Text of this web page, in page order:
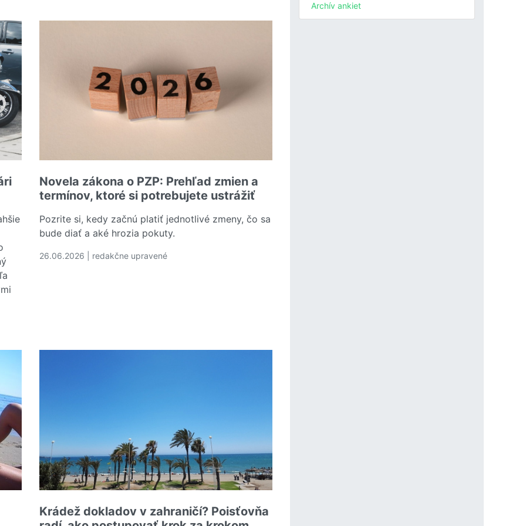
Novela zákona o PZP: Prehľad zmien a
termínov, ktoré si potrebujete ustrážiť
Pozrite si, kedy začnú platiť jednotlivé zmeny, čo sa
bude diať a aké hrozia pokuty.
26.06.2026 | redakčne upravené
Krádež dokladov v zahraničí? Poisťovňa
Archív ankiet